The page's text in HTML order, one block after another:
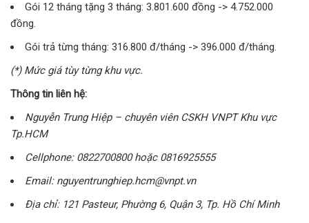
Gói 12 tháng tặng 3 tháng: 3.801.600 đồng -> 4.752.000
đồng.
Gói trả từng tháng: 316.800 đ/tháng -> 396.000 đ/tháng.
(*) Mức giá tùy từng khu vực.
Thông tin liên hệ:
Nguyễn Trung Hiệp – chuyên viên CSKH VNPT Khu vực
Tp.HCM
Cellphone: 0822700800 hoặc 0816925555
Email: nguyentrunghiep.hcm@vnpt.vn
Địa chỉ: 121 Pasteur, Phường 6, Quận 3, Tp. Hồ Chí Minh